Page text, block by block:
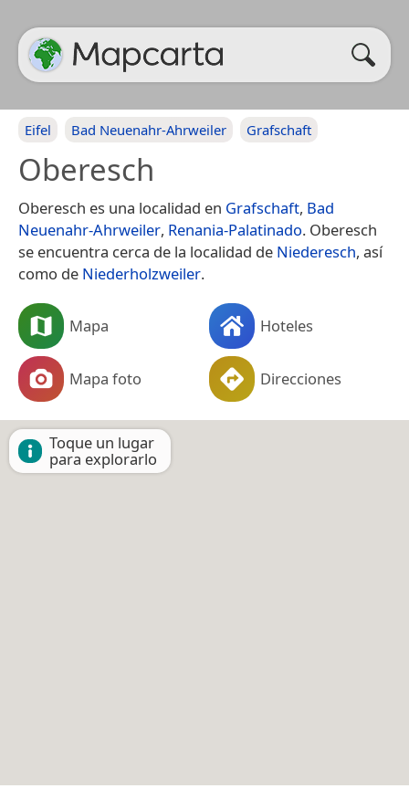
Eifel Bad Neuenahr-Ahrweiler Grafschaft
Oberesch
Oberesch es una localidad en Grafschaft, Bad
Neuenahr-Ahrweiler, Renania-Palatinado. Oberesch
se encuentra cerca de la localidad de Niederesch, así
como de Niederholzweiler.
Mapa Hoteles
Mapa foto Direcciones
Toque un lugar
para explorarlo